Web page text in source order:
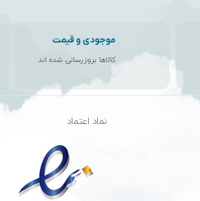
موجودی و قیمت
کالاها بروزرسانی شده اند
نماد اعتماد